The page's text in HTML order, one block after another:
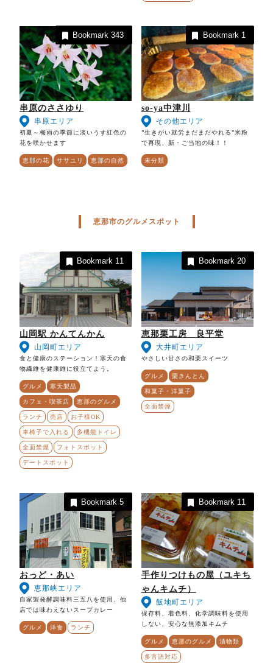
串原のささゆり
串原エリア
初夏～梅雨の季節に淡いうす紅色の
花を咲かせます
恵那の花 ササユリ 恵那の自然
Bookmark 343
so-ya中津川
その他エリア
”生きがい就労まだまだやれる”米粉
で再現、新・ご当地の味！！
未分類
Bookmark 1
恵那市のグルメスポット
山岡駅 かんてんかん
山岡町エリア
食と健康のステーション！寒天の食
物繊維を健康維に役立てよう。
グルメ 寒天製品
カフェ・喫茶店 恵那のグルメ
ランチ 売店 お子様OK
車椅子で入れる 多機能トイレ
全面禁煙 フォトスポット
デートスポット
Bookmark 11
恵那栗工房 良平堂
大井町エリア
やさしい甘さの和栗スイーツ
グルメ 栗きんとん
和菓子・洋菓子
全面禁煙
Bookmark 20
おっど・あい
恵那峡エリア
自家製発酵調味料三五八を使用、他
店では味わえないスープカレー
グルメ 洋食 ランチ
Bookmark 5
手作りつけもの屋（ユキち
ゃんキムチ）
飯地町エリア
保存料、着色料、化学調味料を使用
しない、安心な無添加キムチ
グルメ 恵那のグルメ 漬物類
多言語対応
Bookmark 11